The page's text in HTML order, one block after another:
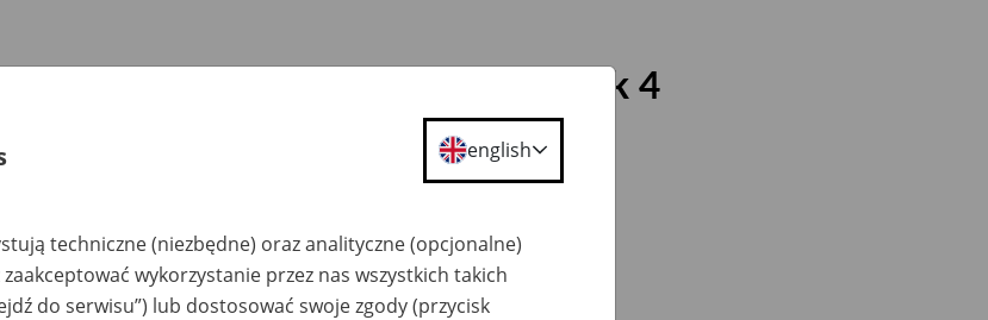
nowej metryki programu Płatnik 4
english
techniczne (niezbędne) oraz analityczne (opcjonalne)
wykorzystanie przez nas wszystkich takich
do serwisu”) lub dostosować swoje zgody (przycisk